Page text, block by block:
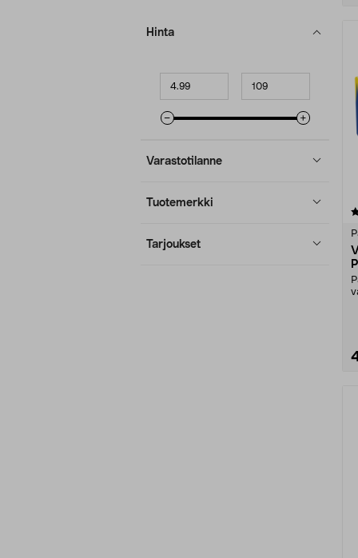
Hinta
Varastotilanne
Tuotemerkki
Tarjoukset